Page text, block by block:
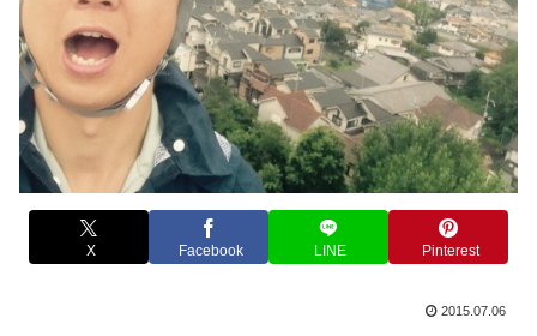
X Facebook LINE Pinterest
2015.07.06